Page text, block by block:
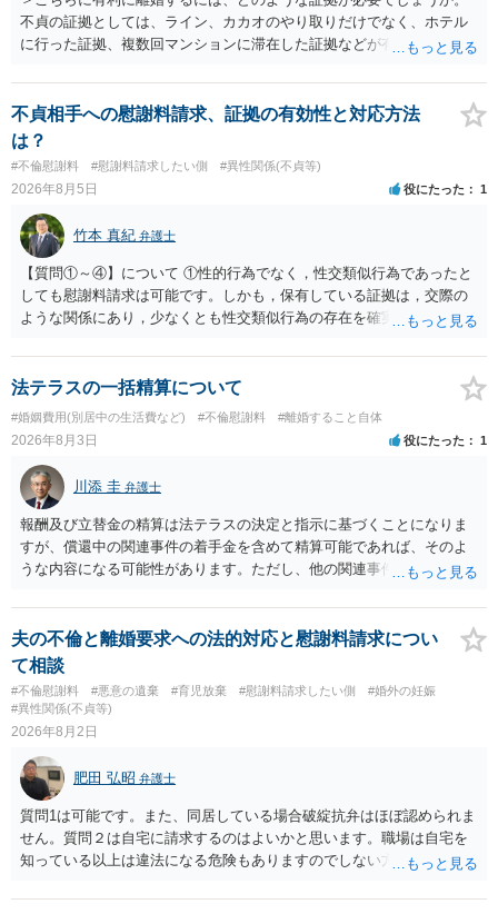
不貞の証拠としては、ライン、カカオのやり取りだけでなく、ホテル
に行った証拠、複数回マンションに滞在した証拠などが有効です。 不
婚する、慰謝料をとるなど）ことができると思われます。 ただし、不
貞発覚後、長期間同居を続けると、不貞を許したとの評価につながる
場合がありますので、ご注意ください。 以上、ご参考まで。
不貞相手への慰謝料請求、証拠の有効性と対応方法
は？
#不倫慰謝料 #慰謝料請求したい側 #異性関係(不貞等)
2026年8月5日 役にたった 1
竹本 真紀 弁護士
【質問①～④】について ①性的行為でなく，性交類似行為であったと
しても慰謝料請求は可能です。しかも，保有している証拠は，交際の
ような関係にあり，少なくとも性交類似行為の存在を確実に証明でき
ことを窺わせるものです。）。ですから，慰謝料請求を進めることで
よいと思います。 ただ．慰謝料額については，婚姻破綻に至っていな
いとして，この点を考慮されることになるかもしれません。 ②夫との
今後のことを考えて書いてもらうか否かを検討するのがよいと思いま
す。今ある証拠以上のことを証明（証明力を強めることも含む）でき
るのであれば，前向きに検討を進めるという考え方でもよいでしょ
う。慰謝料請求としては証拠として使えることが前提であり，その価
値と夫との関係との均衡のように思います。 ③行政書士に委任をして
いるのであれば，どのような内容の委任なのか不明ですが，その行政
書士との協議になると思います。請求するか，訴訟にするか，その点
の見極めや，相手方は性交類似行為は認めているのか，それさえも否
定しているのかによって，考え方・進め方は変わってくると思いま
す。 ④性交類似行為を認めているにもかかわらず支払を拒否するので
あれば，本人（行政書士でも同じだと思います。）への対応ではあま
り変わらないように思います。減額で折り合えるなら本人様の交渉で
もよいように思いますが，ゼロかどうかの観点であれば，訴訟に進む
しかなくなるようにも思います。そうしますと，お近くの弁護士に相
談して進めることを検討した方がよいようにも思います。
法テラスの一括精算について
#婚姻費用(別居中の生活費など) #不倫慰謝料 #離婚すること自体
2026年8月3日 役にたった 1
川添 圭 弁護士
報酬及び立替金の精算は法テラスの決定と指示に基づくことになりま
すが、償還中の関連事件の着手金を含めて精算可能であれば、そのよ
うな内容になる可能性があります。ただし、他の関連事件でも相手方
情によって対応が違いますので、法テラスへお尋ねいただいた方が確
実です。
夫の不倫と離婚要求への法的対応と慰謝料請求につい
て相談
#不倫慰謝料 #悪意の遺棄 #育児放棄 #慰謝料請求したい側
#婚外の妊娠
#異性関係(不貞等)
2026年8月2日
肥田 弘昭 弁護士
質問1は可能です。また、同居している場合破綻抗弁はほぼ認められま
せん。質問２は自宅に請求するのはよいかと思います。職場は自宅を
知っている以上は違法になる危険もありますのでしない方が良いで
かと思います。有責配偶者ですので相手方からの離婚は拒否しても仮